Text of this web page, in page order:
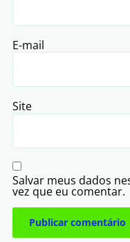
E-mail
Site
Salvar meus dados
vez que eu comentar.